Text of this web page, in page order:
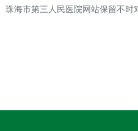
珠海市第三 人民医院 网站保留不时